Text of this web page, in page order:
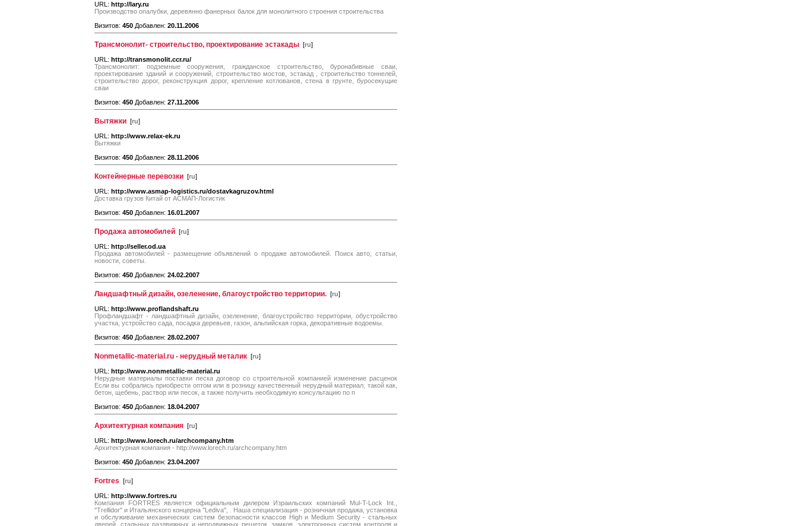
URL: http://lary.ru
Производство опалубки, деревянно фанерных балок для монолитного строения строительства
Визитов: 450 Добавлен: 20.11.2006
Трансмонолит- строительство, проектирование эстакады [ru]
URL: http://transmonolit.ccr.ru/
Трансмонолит: подземные сооружения, гражданское строительство, буронабивные сваи,
проектирование зданий и сооружений, строительство мостов, эстакад , строительство тоннелей,
строительство дорог, реконструкция дорог, крепление котлованов, стена в грунте, буросекущие
сваи
Визитов: 450 Добавлен: 27.11.2006
Вытяжки [ru]
URL: http://www.relax-ek.ru
Вытяжки
Визитов: 450 Добавлен: 28.11.2006
Контейнерные перевозки [ru]
URL: http://www.asmap-logistics.ru/dostavkagruzov.html
Доставка грузов Китай от АСМАП-Логистик
Визитов: 450 Добавлен: 16.01.2007
Продажа автомобилей [ru]
URL: http://seller.od.ua
Продажа автомобилей - размещение объявлений о продаже автомобилей. Поиск авто, статьи,
новости, советы.
Визитов: 450 Добавлен: 24.02.2007
Ландшафтный дизайн, озеленение, благоустройство территории. [ru]
URL: http://www.proflandshaft.ru
Профландшафт - ландшафтный дизайн, озеленение, благоустройство территории, обустройство
участка, устройство сада, посадка деревьев, газон, альпийская горка, декоративные водоемы.
Визитов: 450 Добавлен: 28.02.2007
Nonmetallic-material.ru - нерудный металик [ru]
URL: http://www.nonmetallic-material.ru
Нерудные материалы поставки песка договор со строительной компанией изменение расценок
Если вы собрались приобрести оптом или в розницу качественный нерудный материал, такой как,
бетон, щебень, раствор или песок, а также получить необходимую консультацию по п
Визитов: 450 Добавлен: 18.04.2007
Архитектурная компания [ru]
URL: http://www.lorech.ru/archcompany.htm
Архитектурная компания - http://www.lorech.ru/archcompany.htm
Визитов: 450 Добавлен: 23.04.2007
Fortres [ru]
URL: http://www.fortres.ru
Компания FORTRES является официальным дилером Израильских компаний Mul-T-Lock Int.,
"Trellidor" и Итальянского концерна "Lediva", . Наша специализация - розничная продажа, установка
и обслуживание механических систем безопасности классов High и Medium Security - стальных
дверей, стальных раздвижных и неподвижных решеток, замков, электронных систем контроля и